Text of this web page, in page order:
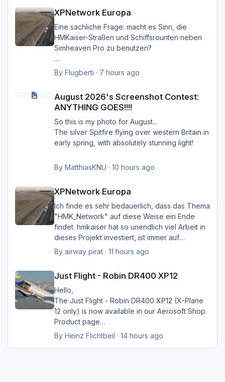
Aerials, ships, roads - nicht zu
installieren/aktivieren.
Frau/man hat dann überall (in Europa) wo
XPNetwork Europa aktiv ist die Roads,
Schiffsrouten und Aerials von XPNetwork
anstelle jener von Simheaven.
Ernst
XPNetwork Europa
Eine sachliche Frage: macht es Sinn, die
HMKaiser-Straßen und Schiffsrounten neben
Simheaven Pro zu benutzen?
Wenn ja, wie? Einfach die Simheaven-Layer
"12-net2-ships" und "13-net3-roads"
"HMK__*"-Ordner benutzen?
Das macht aber dann nur für Deutschland
Sinn?
By Flugberti · 7 hours ago
August 2026's Screenshot Contest:
ANYTHING GOES!!!!
So this is my photo for August...
The silver Spitfire flying over western Britain in
early spring, with absolutely stunning light!
By MatthiasKNU · 10 hours ago
XPNetwork Europa
Ich finde es sehr bedauerlich, dass das Thema
"HMK_Network" auf diese Weise ein Ende
findet. hmkaiser hat so unendlich viel Arbeit in
dieses Projekt investiert, ist immer auf
Verbesserungsvorschläge der Nutzer
eingegangen, und hat unglaublich viel zur
beigetragen. Ich kann mir XP nicht mehr
vorstellen ohne sein HMK_Network, in
Verbindung mit XPlane Map Enhancement und
SimHeaven X-Europe. Ich möchte mich auf
diese Weise ganz herzlich bei ihm bedanken
für die Arbeit, und würde mich sehr freuen,
wenn sein Projekt doch noch weiter geführt
By airway pirat· 11 hours ago
Just Flight - Robin DR400 XP12
Hello,
The Just Flight - Robin DR400 XP12 (X-Plane
12 only) is now available in our Aerosoft Shop.
Product page
By Heinz Flichtbeil · 14 hours ago